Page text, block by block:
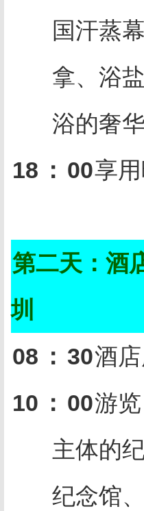
国汗蒸
拿、浴
浴的奢
18 ： 00享
第二天：
圳
08 ： 30酒店
10 ： 00游
主体的
纪念馆